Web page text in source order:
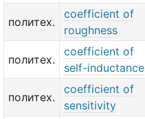
политех.
coefficient of
roughness
политех.
coefficient of
self-inductance
политех.
coefficient of
sensitivity